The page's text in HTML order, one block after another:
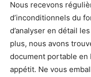
Nous recevons
d’inconditionnels du
d’analyser en détail
plus, nous avons
document portable en
appétit. Ne vous